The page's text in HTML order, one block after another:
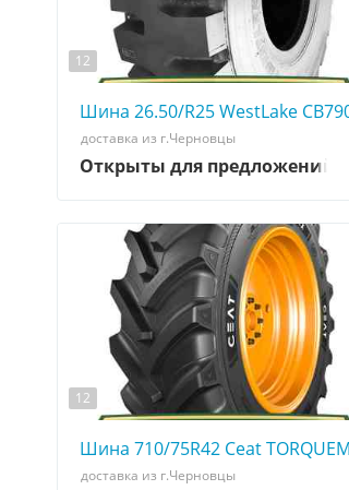
12
Шина 26.50/R25 WestLake
доставка из г.Черновцы
Открыты для предложений
12
Шина 710/75R42 Ceat
доставка из г.Черновцы